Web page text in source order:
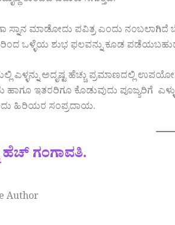
ಸ್ನಾನ ಮಾಡೋದು ಪವಿತ್ರ ಎಂದು ನಂಬಲಾಗಿದೆ
ಒಳ್ಳೆಯ ಶುಭ ಫಲವನ್ನು ಕೂಡ
ಎಳ್ಳನ್ನು ಅದೃಷ್ಟ ಹೆಚ್ಚು ಪ್ರಮಾಣದಲ್ಲಿ
ಹಾಗೂ ಇತರರಿಗೂ ಕೊಡುವುದು ಪೂಜ್ಯರಿಗೆ
ಹಿರಿಯರ ಸಂಪ್ರದಾಯ.
ಹೆಚ್ ಗಂಗಾವತಿ.
Author